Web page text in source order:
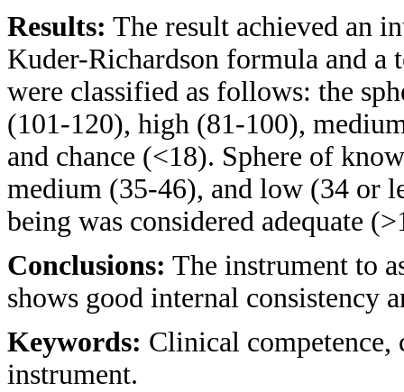
Results: The result achieved an
Kuder-Richardson formula and a
were classified as follows: the
(101-120), high (81-100),
and chance (<18). Sphere of
medium (35-46), and low (34 or
being was considered adequate
Conclusions: The instrument to
shows good internal consistency
Keywords: Clinical competence,
instrument.